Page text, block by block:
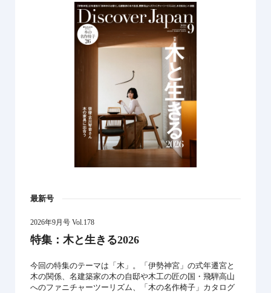
最新号
2026年9月号 Vol.178
特集：木と生きる2026
今回の特集のテーマは「木」。「伊勢神宮」の式年遷宮と
木の関係、名建築家の木の自邸や木工の匠の国・飛騨高山
へのファニチャーツーリズム、「木の名作椅子」カタログ